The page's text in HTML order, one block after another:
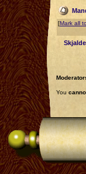
[Mark all
You